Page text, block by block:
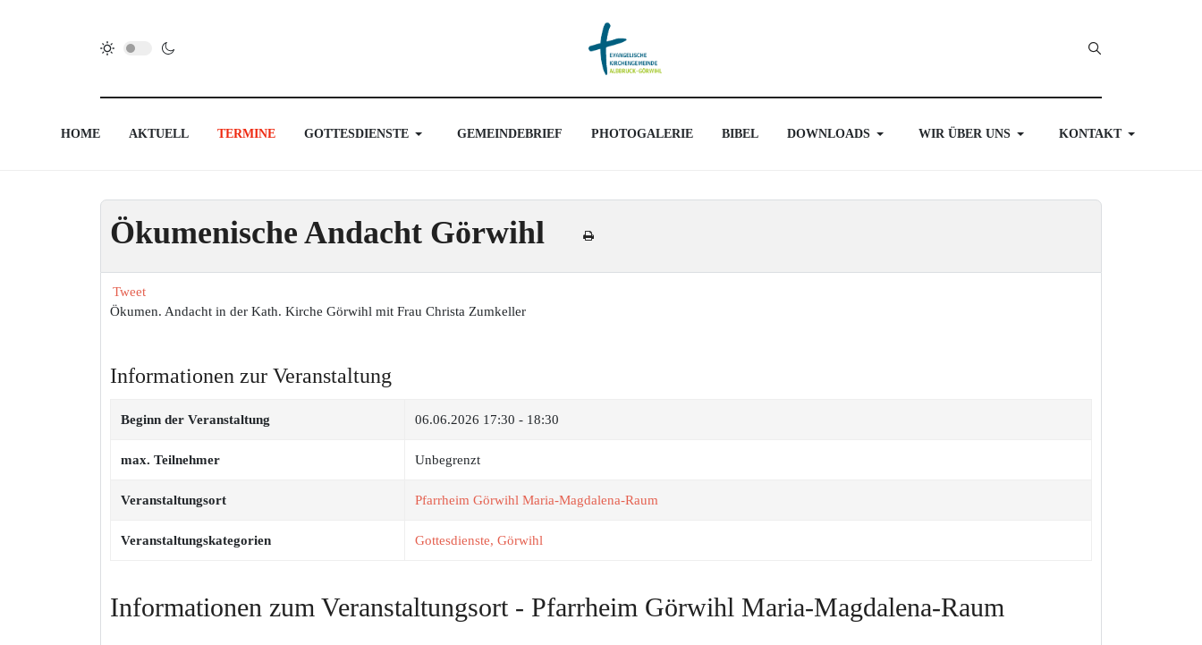
HOME AKTUELL TERMINE GOTTESDIENSTE GEMEINDEBRIEF PHOTOGALERIE BIBEL DOWNLOADS WIR ÜBER UNS KONTAKT
Ökumenische Andacht Görwihl
Tweet
Ökumen. Andacht in der Kath. Kirche Görwihl mit Frau Christa Zumkeller
Informationen zur Veranstaltung
Beginn der Veranstaltung 06.06.2026 17:30 - 18:30
max. Teilnehmer Unbegrenzt
Veranstaltungsort Pfarrheim Görwihl Maria-Magdalena-Raum
Veranstaltungskategorien Gottesdienste, Görwihl
Informationen zum Veranstaltungsort - Pfarrheim Görwihl Maria-Magdalena-Raum